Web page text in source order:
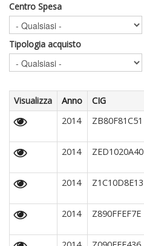
Centro Spesa
Tipologia acquisto
Visualizza Anno CIG
2014
ZB80F81C51
2014
ZED1020A40
2014
Z1C10D8E13
2014
Z890FFEF7E